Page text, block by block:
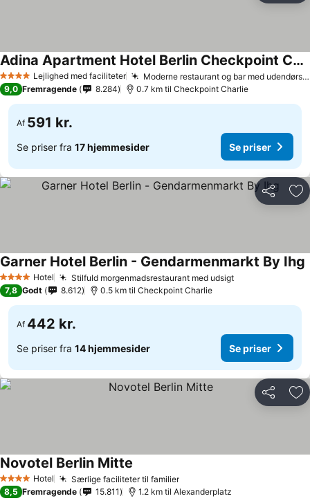
4 StjernerLejlighed med faciliteter Moderne restaurant og bar med udendørs siddepladser
Adina Apartment Hotel Berlin Checkpoint Charlie
9,0 Fremragende 8.284 0.7 km til Checkpoint Charlie
Af 591 kr.
Se priser fra 17 hjemmesider Se priser
Del
4 StjernerHotel Stilfuld morgenmadsrestaurant med udsigt
Garner Hotel Berlin - Gendarmenmarkt By Ihg
7,8 Godt 8.612 0.5 km til Checkpoint Charlie
Af 442 kr.
Se priser fra 14 hjemmesider Se priser
Del
4 StjernerHotel Særlige faciliteter til familier
Novotel Berlin Mitte
8,5 Fremragende 15.811 1.2 km til Alexanderplatz